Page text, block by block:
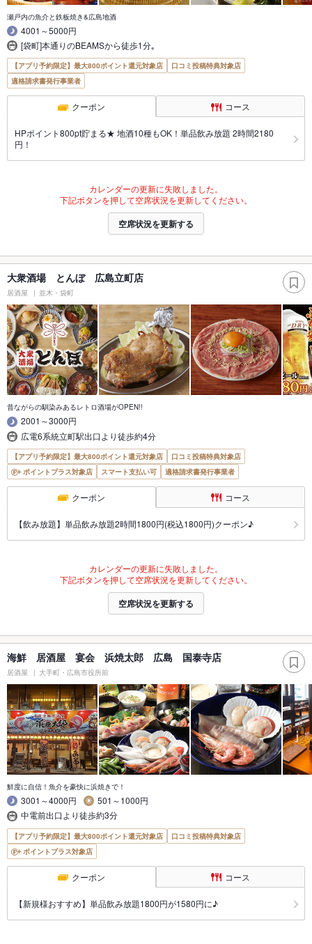
瀬戸内の魚介と鉄板焼き&広島地酒
4001～5000円
[袋町]本通りのBEAMSから徒歩1分｡
【アプリ予約限定】最大800ポイント還元対象店
口コミ投稿特典対象店
適格請求書発行事業者
クーポン コース
HPポイント800pt貯まる★ 地酒10種もOK！単品飲み放題 2時間2180
円！
カレンダーの更新に失敗しました。
下記ボタンを押して空席状況を更新してください。
空席状況を更新する
大衆酒場 とんぼ 広島立町店
居酒屋 並木・袋町
昔ながらの馴染みあるレトロ酒場がOPEN!!
2001～3000円
広電6系統立町駅出口より徒歩約4分
【アプリ予約限定】最大800ポイント還元対象店
口コミ投稿特典対象店
ポイントプラス対象店
スマート支払い可 適格請求書発行事業者
クーポン コース
【飲み放題】単品飲み放題2時間1800円(税込1800円)クーポン♪
カレンダーの更新に失敗しました。
下記ボタンを押して空席状況を更新してください。
空席状況を更新する
海鮮 居酒屋 宴会 浜焼太郎 広島 国泰寺店
居酒屋 大手町・広島市役所前
鮮度に自信！魚介を豪快に浜焼きで！
3001～4000円
501～1000円
中電前出口より徒歩約3分
【アプリ予約限定】最大800ポイント還元対象店
口コミ投稿特典対象店
ポイントプラス対象店
クーポン コース
【新規様おすすめ】単品飲み放題1800円が1580円に♪